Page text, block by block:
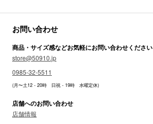
お問い合わせ
商品・サイズ感などお気軽にお問い合わせください
store@50910.jp
0985-32-5511
(月〜土12 - 20時 日祝 - 19時 水曜定休)
店舗へのお問い合わせ
店舗情報